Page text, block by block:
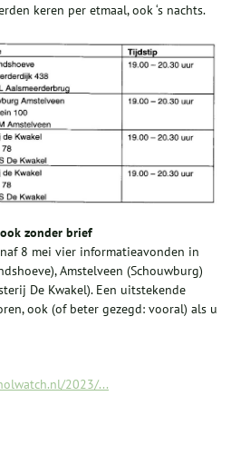
keren per etmaal, ook ‘s nachts.
zonder brief
8 mei vier informatieavonden in
Amstelveen (Schouwburg)
De Kwakel). Een uitstekende
ook (of beter gezegd: vooral) als u
2023/...